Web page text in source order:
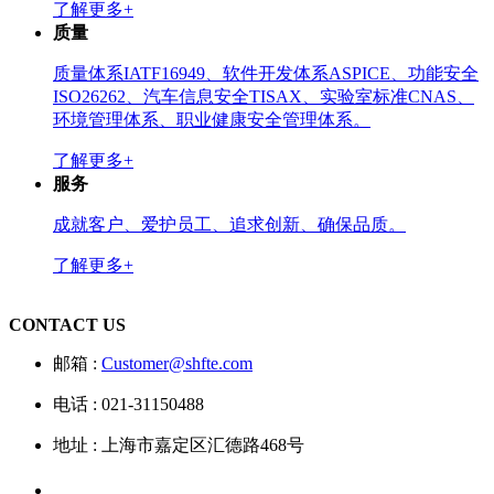
了解更多+
质量
质量体系IATF16949、软件开发体系ASPICE、功能安全
ISO26262、汽车信息安全TISAX、实验室标准CNAS、
环境管理体系、职业健康安全管理体系。
了解更多+
服务
成就客户、爱护员工、追求创新、确保品质。
了解更多+
CONTACT US
邮箱 : Customer@shfte.com
电话 : 021-31150488
地址 : 上海市嘉定区汇德路468号